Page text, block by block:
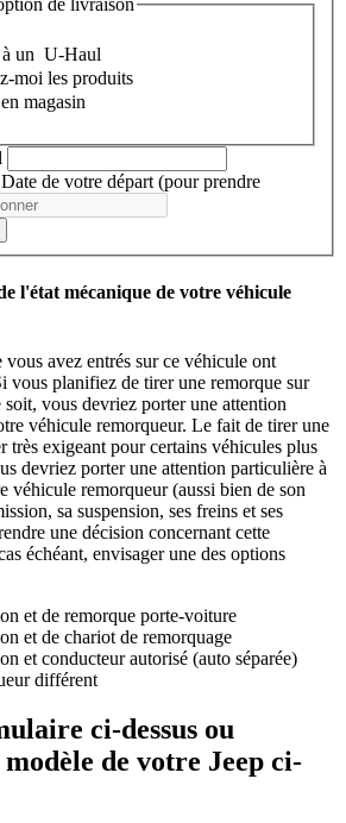
de livraison
un U-Haul
moi les produits
magasin
Date de votre départ (pour prendre
l'état mécanique de votre véhicule
vous avez entrés sur ce véhicule ont
vous planifiez de tirer une remorque sur
soit, vous devriez porter une attention
véhicule remorqueur. Le fait de tirer une
très exigeant pour certains véhicules plus
devriez porter une attention particulière à
véhicule remorqueur (aussi bien de son
sa suspension, ses freins et ses
une décision concernant cette
échéant, envisager une des options
et de remorque porte-voiture
et de chariot de remorquage
et conducteur autorisé (auto séparée)
différent
ci-dessus ou
de votre Jeep ci-